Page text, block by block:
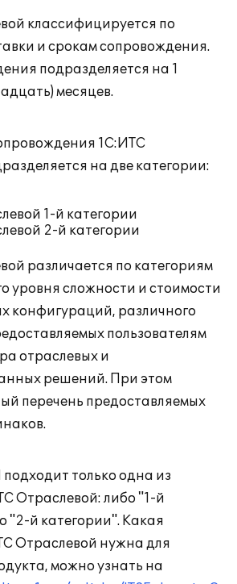
классифицируется по
и срокам сопровождения.
подразделяется на 1
месяцев.
1С:ИТС
на две категории:
1-й категории
2-й категории
различается по категориям
уровня сложности и стоимости
конфигураций, различного
пользователям
отраслевых и
решений. При этом
перечень предоставляемых
только одна из
Отраслевой: либо "1-й
"2-й категории". Какая
Отраслевой нужна для
можно узнать на